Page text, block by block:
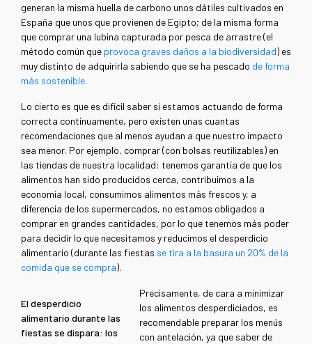
generan la misma huella de carbono unos dátiles cultivados en
España que unos que provienen de Egipto; de la misma forma
que comprar una lubina capturada por pesca de arrastre (el
método común que provoca graves daños a la biodiversidad) es
muy distinto de adquirirla sabiendo que se ha pescado de forma
más sostenible.
Lo cierto es que es difícil saber si estamos actuando de forma
correcta continuamente, pero existen unas cuantas
recomendaciones que al menos ayudan a que nuestro impacto
sea menor. Por ejemplo, comprar (con bolsas reutilizables) en
las tiendas de nuestra localidad: tenemos garantía de que los
alimentos han sido producidos cerca, contribuimos a la
economía local, consumimos alimentos más frescos y, a
diferencia de los supermercados, no estamos obligados a
comprar en grandes cantidades, por lo que tenemos más poder
para decidir lo que necesitamos y reducimos el desperdicio
alimentario (durante las fiestas se tira a la basura un 20% de la
comida que se compra).
El desperdicio
alimentario durante las
fiestas se dispara: los
Precisamente, de cara a minimizar
los alimentos desperdiciados, es
recomendable preparar los menús
con antelación, ya que saber de